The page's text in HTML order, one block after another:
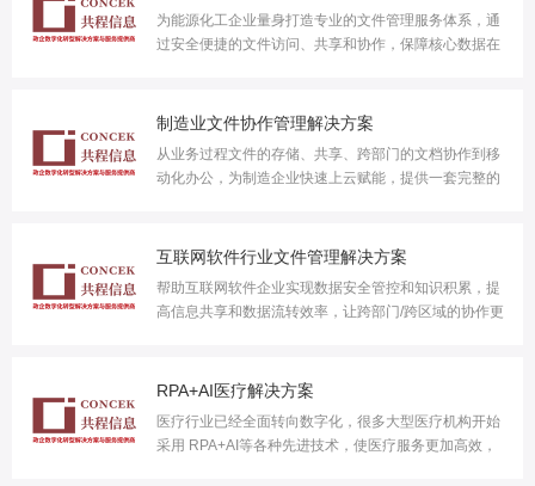
为能源化工企业量身打造专业的文件管理服务体系，通
过安全便捷的文件访问、共享和协作，保障核心数据在
制造业文件协作管理解决方案
从业务过程文件的存储、共享、跨部门的文档协作到移
动化办公，为制造企业快速上云赋能，提供一套完整的
互联网软件行业文件管理解决方案
帮助互联网软件企业实现数据安全管控和知识积累，提
高信息共享和数据流转效率，让跨部门/跨区域的协作更
概念或采用落后的文件管理系统。由于互联网软件的行
文件、技术 ...
RPA+AI医疗解决方案
医疗行业已经全面转向数字化，很多大型医疗机构开始
采用 RPA+AI等各种先进技术，使医疗服务更加高效，